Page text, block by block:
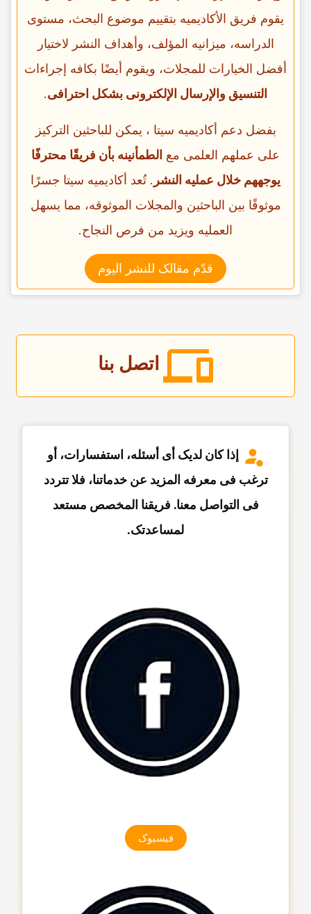
یقوم فریق الأکادیمیه بتقییم موضوع البحث، مستوى
الدراسه، میزانیه المؤلف، وأهداف النشر لاختیار
أفضل الخیارات للمجلات، ویقوم أیضًا بکافه إجراءات
التنسیق والإرسال الإلکترونی بشکل احترافی.
بفضل دعم أکادیمیه سیتا ، یمکن للباحثین الترکیز
على عملهم العلمی مع الطمأنینه بأن فریقًا محترفًا
یوجههم خلال عملیه النشر . تُعد أکادیمیه سیتا جسرًا
موثوقًا بین الباحثین والمجلات الموثوقه، مما یسهل
العملیه ویزید من فرص النجاح.
قدّم مقالک للنشر الیوم
اتصل بنا
إذا کان لدیک أی أسئله، استفسارات، أو
ترغب فی معرفه المزید عن خدماتنا، فلا تتردد
فی التواصل معنا. فریقنا المخصص مستعد
لمساعدتک.
فیسبوک